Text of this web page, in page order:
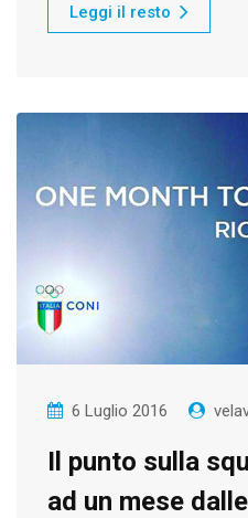
Leggi il resto
6 Luglio 2016
Il punto sulla
ad un mese